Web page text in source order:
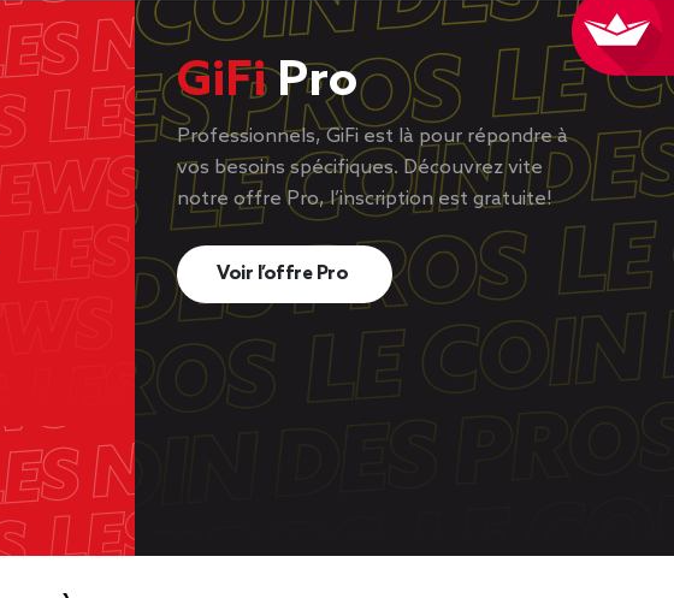
GiFiPro
Professionnels, GiFi est là pour répondre à
vos besoins spécifiques. Découvrez vite
notre offre Pro, l’inscription est gratuite!
Voir l’offre Pro